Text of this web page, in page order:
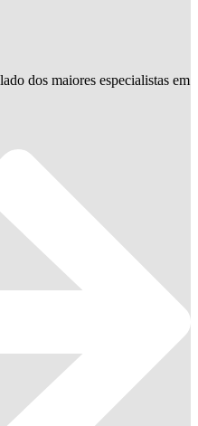
dos maiores especialistas em